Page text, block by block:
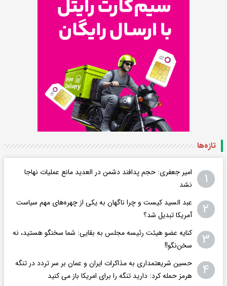
تازه‌ها
۱
امیر جعفری: حجم پدافند دشمن در العدید مانع عملیات نهاجا
نشد
۲
عبد السید کیست و چرا ناگهان به یکی از چهره‌های مهم سیاست
آمریکا تبدیل شد؟
۳
کنایه عضو هیئت رئیسه مجلس به بقایی: شما سخنگو هستید، نه
سخن‌نگو!!
۴
حسین شریعتمداری به مذاکرات ایران و عمان بر سر تردد در تنگه
هرمز حمله کرد: دارید تنگه را برای امریکا باز می کنید